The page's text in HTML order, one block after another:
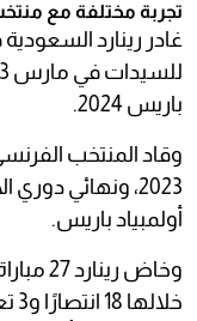
تجربة مختلفة مع
غادر رينارد
باريس 2024.
وقاد المنتخب
أولمبياد باريس.
وخاض